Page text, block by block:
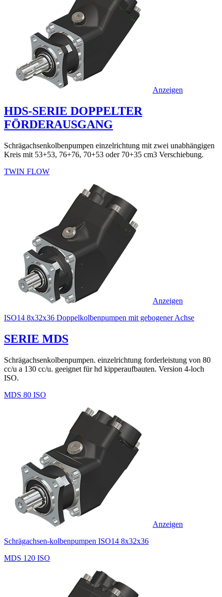
Anzeigen
HDS-SERIE DOPPELTER
FÖRDERAUSGANG
Schrägachsenkolbenpumpen einzelrichtung mit zwei unabhängigen
Kreis mit 53+53, 76+76, 70+53 oder 70+35 cm3 Verschiebung.
TWIN FLOW
Anzeigen
ISO14 8x32x36 Doppelkolbenpumpen mit gebogener Achse
SERIE MDS
Schrägachsenkolbenpumpen. einzelrichtung forderleistung von 80
cc/u a 130 cc/u. geeignet für hd kipperaufbauten. Version 4-loch
ISO.
MDS 80 ISO
Anzeigen
Schrägachsen-kolbenpumpen ISO14 8x32x36
MDS 120 ISO